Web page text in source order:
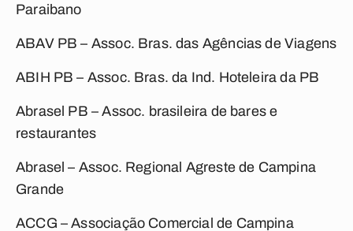
Paraibano
ABAV PB – Assoc. Bras. das Agências de Viagens
ABIH PB – Assoc. Bras. da Ind. Hoteleira da PB
Abrasel PB – Assoc. brasileira de bares e
restaurantes
Abrasel – Assoc. Regional Agreste de Campina
Grande
ACCG – Associação Comercial de Campina